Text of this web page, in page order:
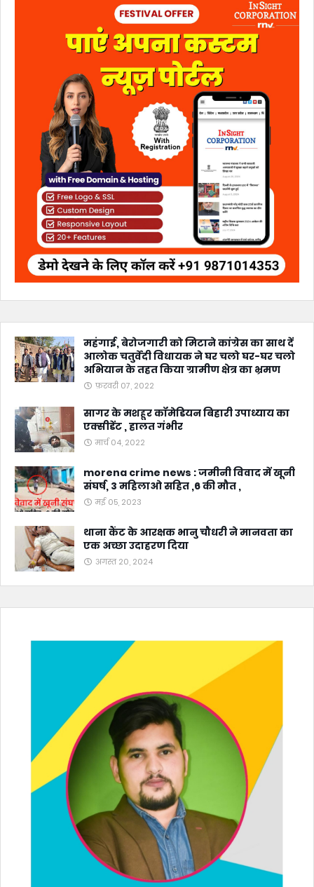
महंगाई, बेरोजगारी को मिटाने कांग्रेस का साथ दें
आलोक चतुर्वेदी विधायक ने घर चलो घर-घर चलो
अभियान के तहत किया ग्रामीण क्षेत्र का भ्रमण
फ़रवरी 07, 2022
सागर के मशहूर कॉमेडियन बिहारी उपाध्याय का
एक्सीडेंट , हालत गंभीर
मार्च 04, 2022
morena crime news : जमीनी विवाद में खूनी
संघर्ष, 3 महिलाओ सहित ,6 की मौत ,
मई 05, 2023
थाना कैंट के आरक्षक भानु चौधरी ने मानवता का
एक अच्छा उदाहरण दिया
अगस्त 20, 2024